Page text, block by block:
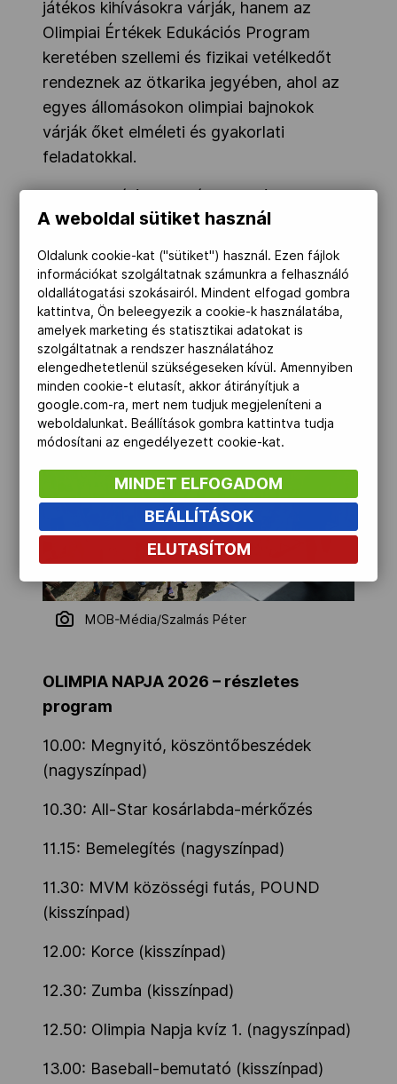
játékos kihívásokra várják, hanem az
Olimpiai Értékek Edukációs Program
keretében szellemi és fizikai vetélkedőt
rendeznek az ötkarika jegyében, ahol az
egyes állomásokon olimpiai bajnokok
várják őket elméleti és gyakorlati
feladatokkal.
A MOB felállít egy második színpadot is a
Városligetben, ahol különleges fitneszóra
(POUND), a törzset erősítő funkcionális
mozgásprogram (KORCE), zumba,
salsation és piloxing (a boksz és a tánc
izgalmas kombinációja) várja a mozogni
vágyókat.
MOB-Média/Szalmás Péter
OLIMPIA NAPJA 2026 – részletes
program
10.00: Megnyitó, köszöntőbeszédek
(nagyszínpad)
10.30: All-Star kosárlabda-mérkőzés
11.15: Bemelegítés (nagyszínpad)
11.30: MVM közösségi futás, POUND
(kisszínpad)
12.00: Korce (kisszínpad)
12.30: Zumba (kisszínpad)
12.50: Olimpia Napja kvíz 1. (nagyszínpad)
13.00: Baseball-bemutató (kisszínpad)
A weboldal sütiket használ
Oldalunk cookie-kat ("sütiket") használ. Ezen fájlok
információkat szolgáltatnak számunkra a felhasználó
oldallátogatási szokásairól. Mindent elfogad gombra
kattintva, Ön beleegyezik a cookie-k használatába,
amelyek marketing és statisztikai adatokat is
szolgáltatnak a rendszer használatához
elengedhetetlenül szükségeseken kívül. Amennyiben
minden cookie-t elutasít, akkor átirányítjuk a
google.com-ra, mert nem tudjuk megjeleníteni a
weboldalunkat. Beállítások gombra kattintva tudja
módosítani az engedélyezett cookie-kat.
MINDET ELFOGADOM
BEÁLLÍTÁSOK
ELUTASÍTOM